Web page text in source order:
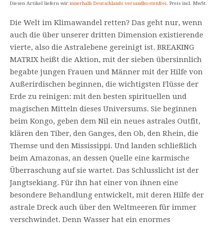
Diesen Artikel liefern wir innerhalb Deutschlands versandkostenfrei. Preis incl. MwSt.
Die Welt im Klimawandel retten? Das geht nur, wenn
auch die über unserer dritten Dimension existierende
vierte, also die Astralebene gereinigt ist. BREAKING
MATRIX heißt die Aktion, mit der sieben übersinnlich
begabte jungen Frauen und Männer mit der Hilfe von
Außerirdischen beginnen, die wichtigsten Flüsse der
Erde zu reinigen: mit den besten spirituellen und
magischen Mitteln dieses Universums. Sie beginnen
beim Kongo, geben dem Nil ein neues astrales Outfit,
klären den Tiber, den Ganges, den Ob, den Rhein, die
Themse und den Mississippi. Und landen schließlich
beim Amazonas, an dessen Quelle eine karmische
Überraschung auf sie wartet. Das Schlusslicht ist der
Jangtsekiang. Für ihn hat einer von ihnen eine
besondere Behandlung entwickelt, mit deren Hilfe der
astrale Dreck auch über den Weltmeeren für immer
verschwindet. Denn Wasser hat ein enormes